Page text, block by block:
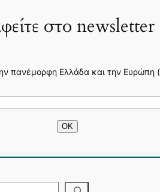
στο newsletter
πανέμορφη Ελλάδα και την